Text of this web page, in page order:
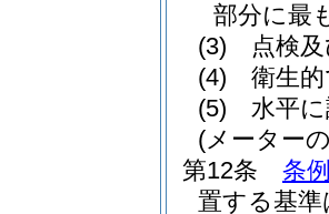
部分に最
(3)
点検
(4)
衛生
(5)
水平
(メーター
第12条
条
置する基